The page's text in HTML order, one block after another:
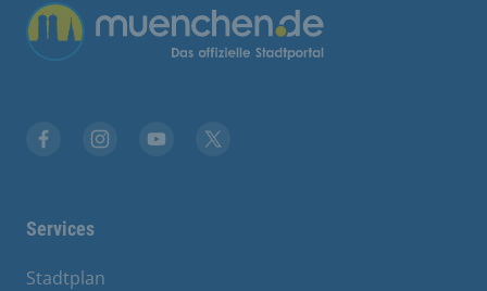
Übergreifende Links
Services
Stadtplan